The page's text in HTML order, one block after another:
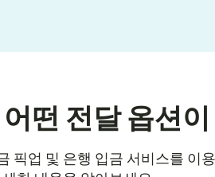
떤 전달 옵션
픽업 및 은행 입금 서비스를 이